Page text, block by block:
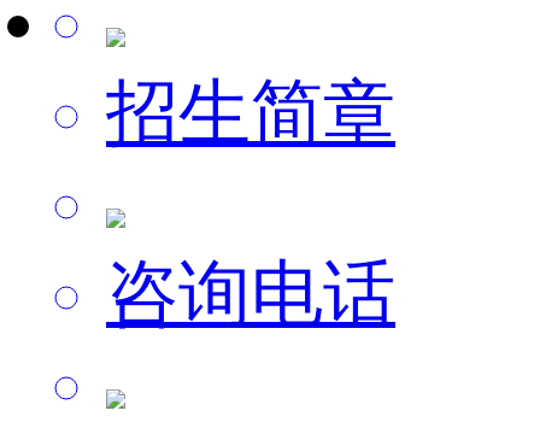
招生简章
咨询电话